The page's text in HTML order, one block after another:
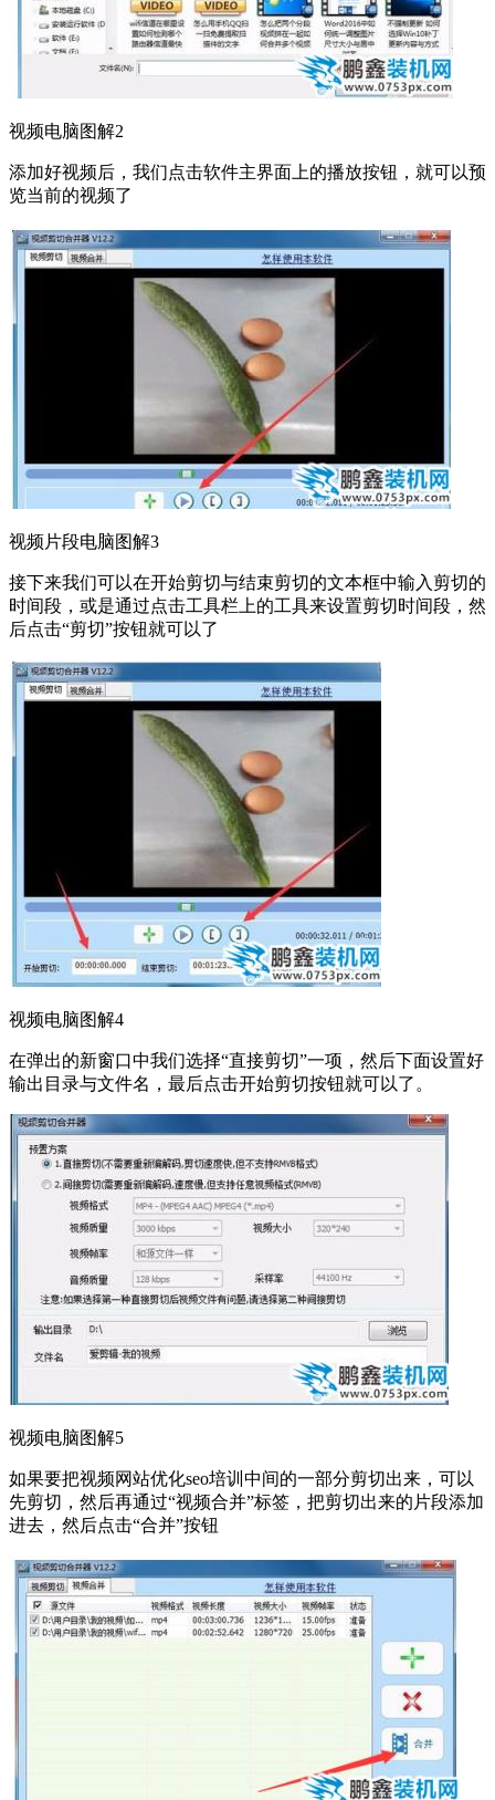
视频电脑图解2
添加好视频后，我们点击软件主界面上的播放按钮，就可以预
览当前的视频了
视频片段电脑图解3
接下来我们可以在开始剪切与结束剪切的文本框中输入剪切的
时间段，或是通过点击工具栏上的工具来设置剪切时间段，然
后点击“剪切”按钮就可以了
视频电脑图解4
在弹出的新窗口中我们选择“直接剪切”一项，然后下面设置好
输出目录与文件名，最后点击开始剪切按钮就可以了。
视频电脑图解5
如果要把视频网站优化seo培训中间的一部分剪切出来，可以
先剪切，然后再通过“视频合并”标签，把剪切出来的片段添加
进去，然后点击“合并”按钮